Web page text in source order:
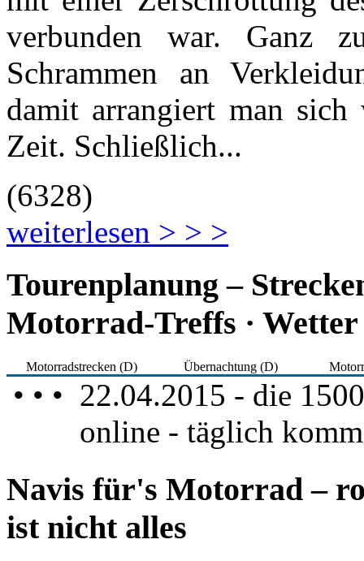
verbunden war. Ganz
Schrammen an
damit arrangiert man
Zeit. Schließlich...
(6328)
weiterlesen > > >
Tourenplanung –
Motorrad-Treffs · Wetter
Motorradstrecken (D) Übernachtung (D)
• • • 22.04.2015 - die
online - täglich
Navis für's Motorrad –
ist nicht alles